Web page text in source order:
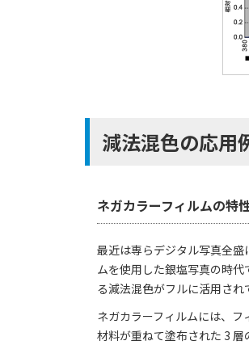
減法混色の応用
ネガカラーフィルムの特
最近は専らデジタル写真全
ムを使用した銀塩写真の時
る減法混色がフルに活用され
ネガカラーフィルムには、フ
材料が重ねて塗布された 3